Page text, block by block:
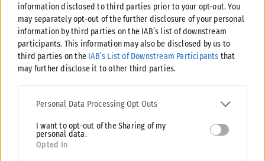
information disclosed to third parties prior to your opt-out. You
may separately opt-out of the further disclosure of your personal
information by third parties on the IAB’s list of downstream
participants. This information may also be disclosed by us to
third parties on the IAB’s List of Downstream Participants that
may further disclose it to other third parties.
Please note that this website/app uses one or more Google
services and may gather and store information including but not
deny consent to Google and its third-party tags to use your data
for below specified purposes in below Google consent section.
Personal Data Processing Opt Outs
I want to opt-out of the Sharing of my
personal data.
Opted In
Σχετικά Άρθρα